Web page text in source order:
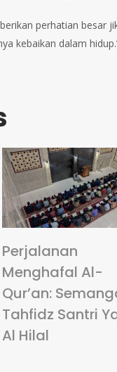
perhatian besar
kebaikan dalam
Perjalanan
Menghafal Al-
Qur’an:
Tahfidz Santri
Al Hilal